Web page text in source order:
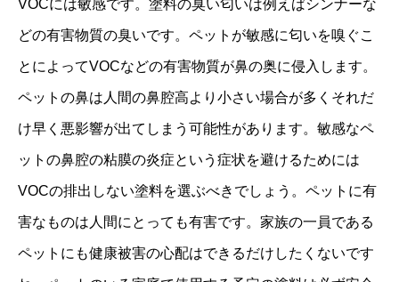
VOCには敏感です。塗料の臭い匂いは例えばシンナーな
どの有害物質の臭いです。ペットが敏感に匂いを嗅ぐこ
とによってVOCなどの有害物質が鼻の奥に侵入します。
ペットの鼻は人間の鼻腔高より小さい場合が多くそれだ
け早く悪影響が出てしまう可能性があります。敏感なペ
ットの鼻腔の粘膜の炎症という症状を避けるためには
VOCの排出しない塗料を選ぶべきでしょう。ペットに有
害なものは人間にとっても有害です。家族の一員である
ペットにも健康被害の心配はできるだけしたくないです